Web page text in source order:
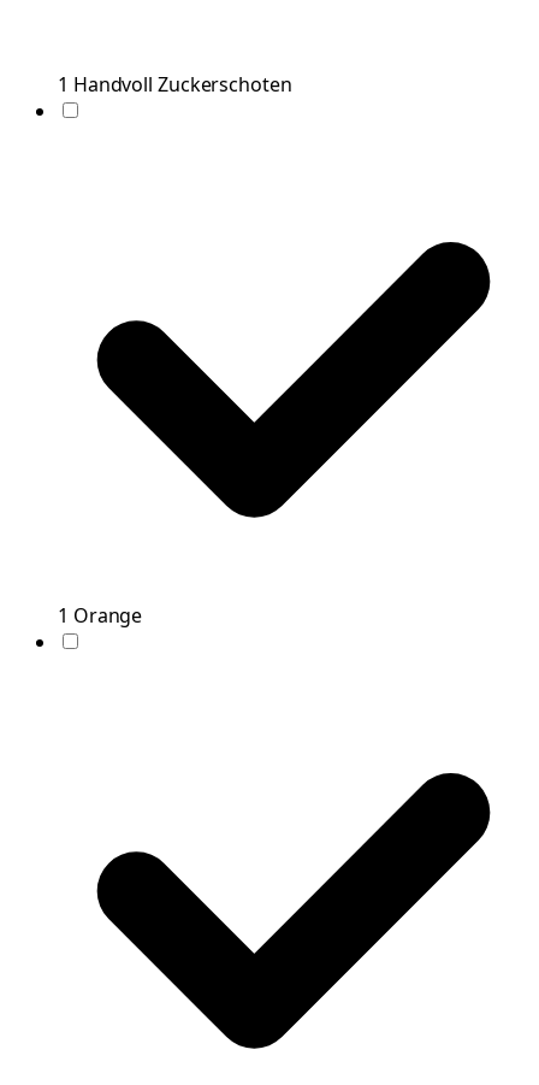
1 Handvoll Zuckerschoten
1 Orange